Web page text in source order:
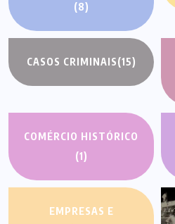
(8)
CASOS CRIMINAIS(15)
COMÉRCIO HISTÓRICO
(1)
EMPRESAS E